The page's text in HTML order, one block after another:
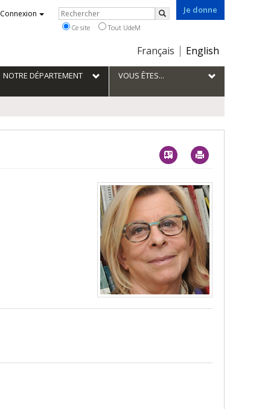
Je donne
Choix
la
langue
Français English
Connexion Rechercher
Rechercher
Ce site Tout UdeM
NOTRE DÉPARTEMENT VOUS ÊTES...
Vcard